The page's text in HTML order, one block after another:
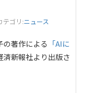
テゴリ:ニュース
著作による
「AIに
済新報社より出版さ